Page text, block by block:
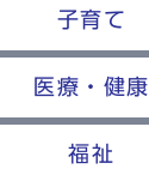
子育て
医療・健康
福祉